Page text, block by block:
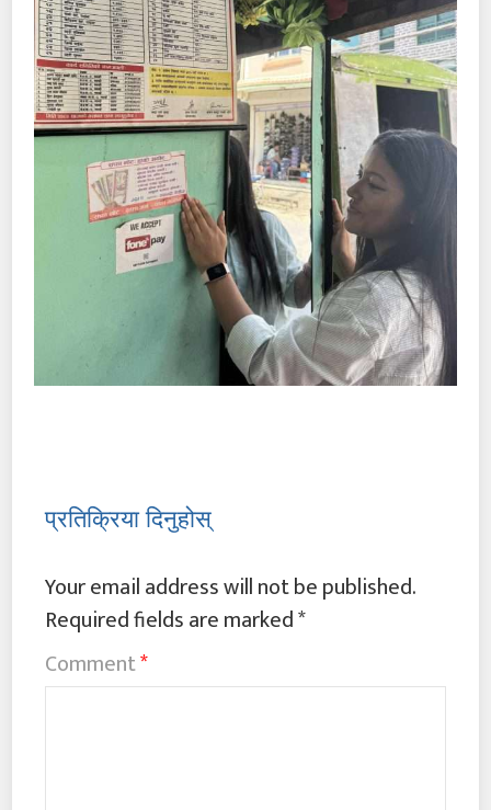
प्रतिक्रिया दिनुहोस्
Your email address will not be published.
Required fields are marked*
Comment*